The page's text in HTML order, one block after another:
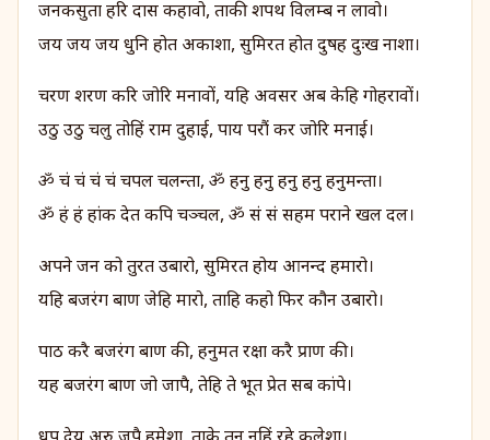
जनकसुता हरि दास कहावो, ताकी शपथ विलम्ब न लावो।
जय जय जय धुनि होत अकाशा, सुमिरत होत दुषह दुःख नाशा।
चरण शरण करि जोरि मनावों, यहि अवसर अब केहि गोहरावों।
उठु उठु चलु तोहिं राम दुहाई, पाय परौं कर जोरि मनाई।
ॐ चं चं चं चं चपल चलन्ता, ॐ हनु हनु हनु हनु हनुमन्ता।
ॐ हं हं हांक देत कपि चञ्चल, ॐ सं सं सहम पराने खल दल।
अपने जन को तुरत उबारो, सुमिरत होय आनन्द हमारो।
यहि बजरंग बाण जेहि मारो, ताहि कहो फिर कौन उबारो।
पाठ करै बजरंग बाण की, हनुमत रक्षा करै प्राण की।
यह बजरंग बाण जो जापै, तेहि ते भूत प्रेत सब कांपे।